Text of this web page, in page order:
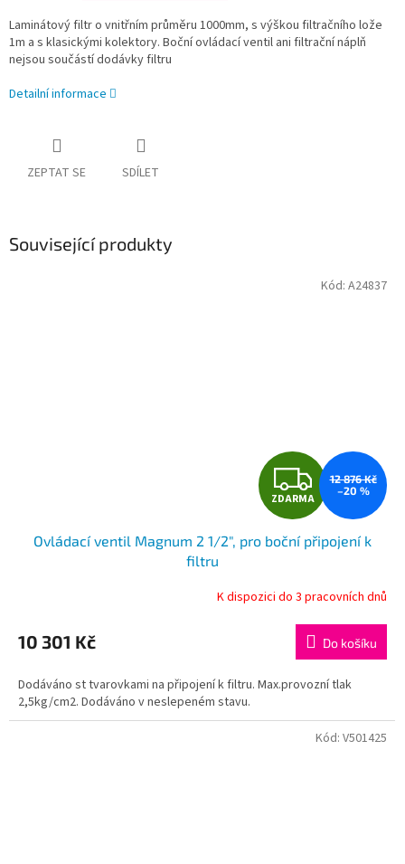
Laminátový filtr o vnitřním průměru 1000mm, s výškou filtračního lože
1m a s klasickými kolektory. Boční ovládací ventil ani filtrační náplň
nejsou součástí dodávky filtru
Detailní informace
ZEPTAT SE SDÍLET
Související produkty
Z
D
A
R
M
A
ZDARMA
12 876 Kč
–20 %
Ovládací ventil Magnum 2 1/2", pro boční připojení k
filtru
K dispozici do 3 pracovních dnů
10 301 Kč Do košíku
Dodáváno st tvarovkami na připojení k filtru. Max.provozní tlak
2,5kg/cm2. Dodáváno v neslepeném stavu.
Kód: A24837
Kód: V501425